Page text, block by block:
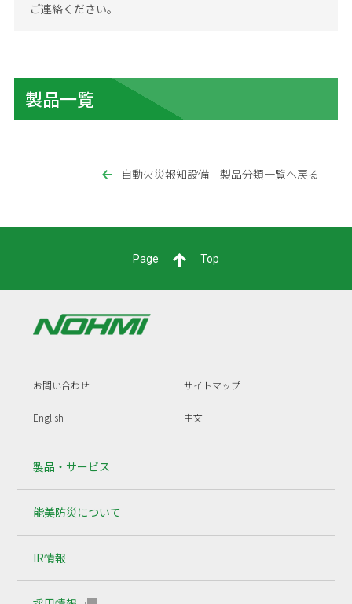
ご連絡ください。
製品一覧
自動火災報知設備 製品分類一覧へ戻る
Page Top
お問い合わせ サイトマップ
English 中文
製品・サービス
能美防災について
IR情報